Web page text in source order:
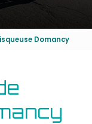
Domancy